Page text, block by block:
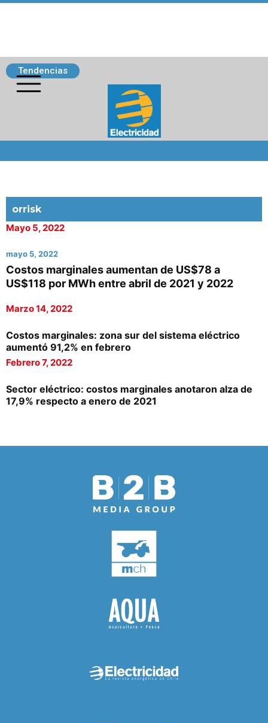
Tendencias
orrisk
Mayo 5, 2022
mayo 5, 2022
Costos marginales aumentan de US$78 a
US$118 por MWh entre abril de 2021 y 2022
Marzo 14, 2022
Costos marginales: zona sur del sistema eléctrico
aumentó 91,2% en febrero
Febrero 7, 2022
Sector eléctrico: costos marginales anotaron alza de
17,9% respecto a enero de 2021